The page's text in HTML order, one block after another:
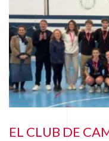
EL CLUB DE